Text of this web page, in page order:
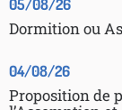
05/08/26
Dormition ou
04/08/26
Proposition de